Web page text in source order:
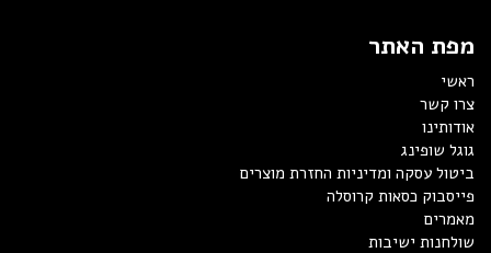
מפת האתר
ראשי
צרו קשר
אודותינו
גוגל שופינג
ביטול עסקה ומדיניות החזרת מוצרים
פייסבוק כסאות קרוסלה
מאמרים
שולחנות ישיבות